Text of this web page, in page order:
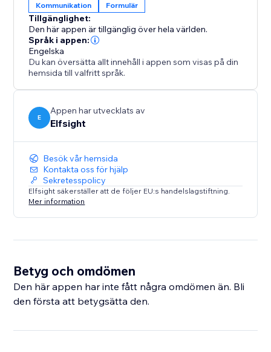
Need help or more information? Our Help Center has
detailed guides, or you can reach out to our dedicated
support team for personalized assistance.
Kommunikation Formulär
Tillgänglighet:
Den här appen är tillgänglig över hela världen.
Språk i appen:
Engelska
Du kan översätta allt innehåll i appen som visas på din
hemsida till valfritt språk.
E
Appen har utvecklats av
Elfsight
Besök vår hemsida
Kontakta oss för hjälp
Sekretesspolicy
Elfsight säkerställer att de följer EU:s handelslagstiftning.
Mer information
Betyg och omdömen
Den här appen har inte fått några omdömen än. Bli
den första att betygsätta den.